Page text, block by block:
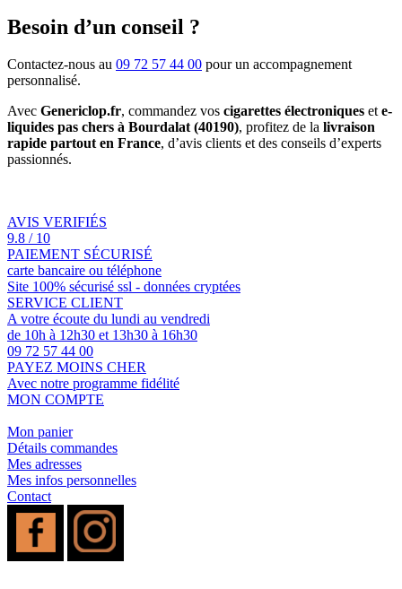
Besoin d’un conseil ?
Contactez-nous au 09 72 57 44 00 pour un accompagnement
personnalisé.
Avec Genericlop.fr, commandez vos cigarettes électroniques ete-
liquides pas chers à Bourdalat (40190), profitez de la livraison
rapide partout en France, d’avis clients et des conseils d’experts
passionnés.
AVIS VERIFIÉS
9.8 / 10
PAIEMENT SÉCURISÉ
carte bancaire ou téléphone
Site 100% sécurisé ssl - données cryptées
SERVICE CLIENT
A votre écoute du lundi au vendredi
de 10h à 12h30 et 13h30 à 16h30
09 72 57 44 00
PAYEZ MOINS CHER
Avec notre programme fidélité
MON COMPTE
Mon panier
Détails commandes
Mes adresses
Mes infos personnelles
Contact